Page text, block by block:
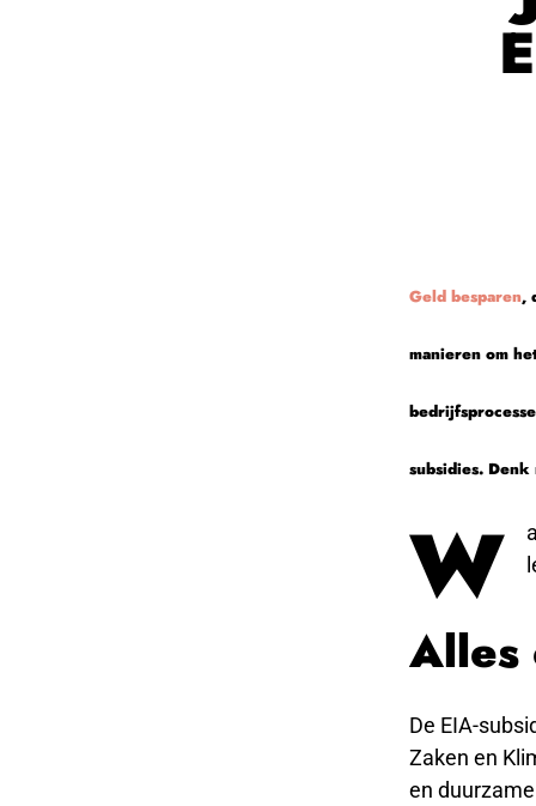
Geld besparen,
manieren om
subsidies. Denk
W
Alles
De EIA-
Zaken en
en